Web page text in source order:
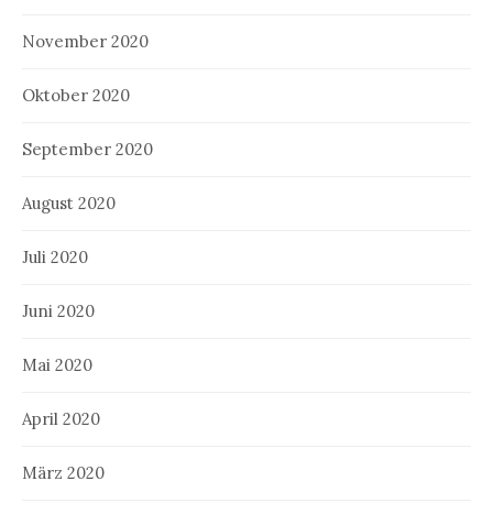
November 2020
Oktober 2020
September 2020
August 2020
Juli 2020
Juni 2020
Mai 2020
April 2020
März 2020